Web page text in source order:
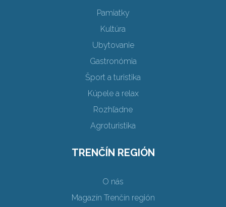
Pamiatky
Kultúra
Ubytovanie
Gastronómia
Šport a turistika
Kúpele a relax
Rozhľadne
Agroturistika
TRENČÍN REGIÓN
O nás
Magazín Trenčín región